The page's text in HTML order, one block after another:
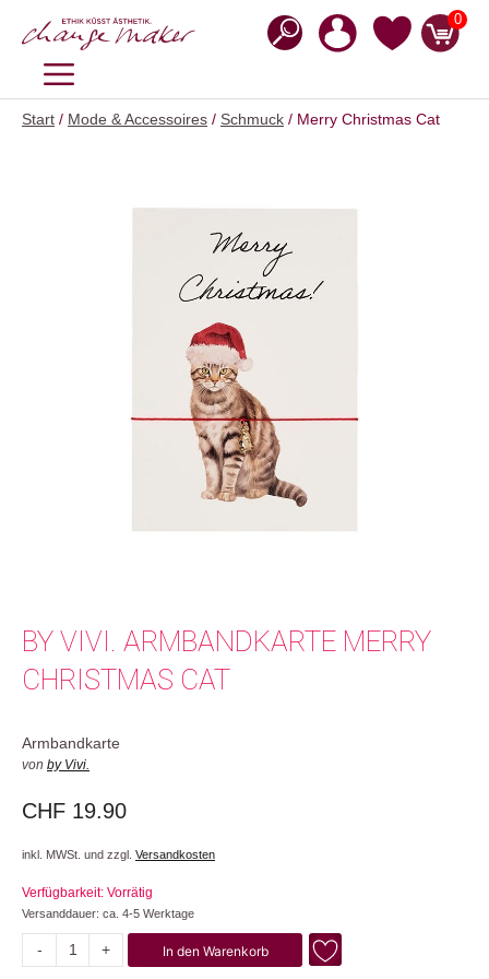
Inhalt
0
MENÜ
Start / Mode & Accessoires / Schmuck / Merry Christmas Cat
BY VIVI. ARMBANDKARTE MERRY
CHRISTMAS CAT
Armbandkarte
von by Vivi.
CHF 19.90
inkl. MWSt. und zzgl. Versandkosten
Verfügbarkeit: Vorrätig
Versanddauer: ca. 4-5 Werktage
- + In den Warenkorb